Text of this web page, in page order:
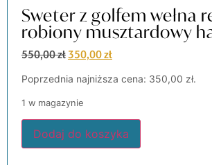
Sweter z golfem wełna
robiony musztardowy
550,00zł350,00zł
Poprzednia najniższa cena: 350,00 zł.
1 w magazynie
Dodaj do koszyka